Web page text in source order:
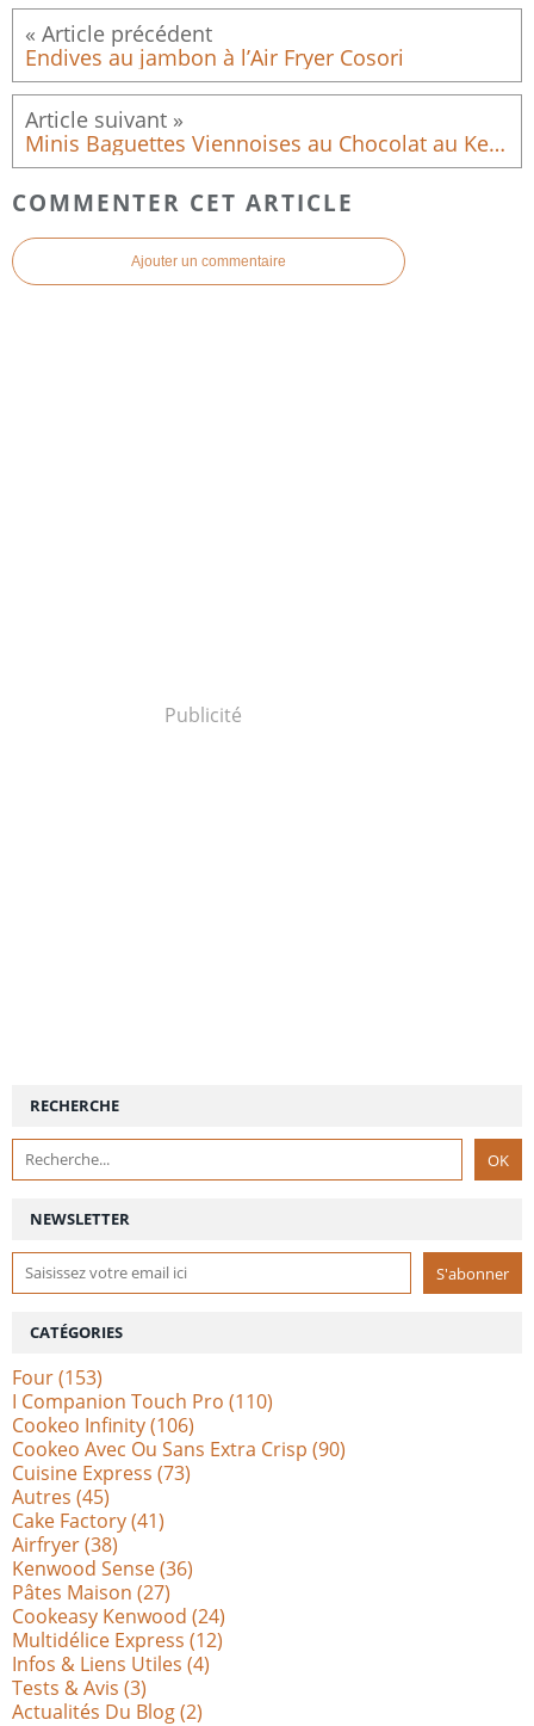
Endives au jambon à l’Air Fryer Cosori
Minis Baguettes Viennoises au Chocolat au Kenwood Sense 5015
COMMENTER CET ARTICLE
Ajouter un commentaire
Publicité
NEWSLETTER
RECHERCHE
CATÉGORIES
Four(153)
I Companion Touch Pro (110)
Cookeo Infinity(106)
Cookeo Avec Ou Sans Extra Crisp (90)
Cuisine Express (73)
Autres (45)
Cake Factory(41)
Airfryer(38)
Kenwood Sense(36)
Pâtes Maison (27)
Cookeasy Kenwood (24)
Multidélice Express (12)
Infos & Liens Utiles (4)
Tests & Avis (3)
Actualités Du Blog(2)